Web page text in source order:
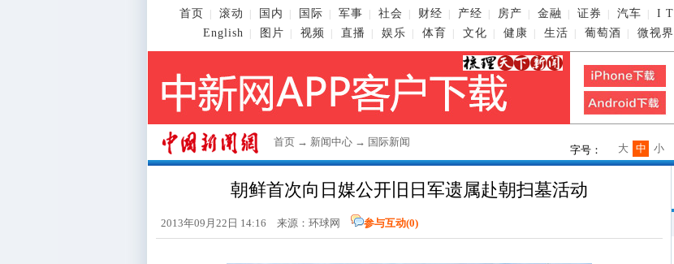
首页 滚动 国内 国际 军事 社会 财经 产经 房产 金融 证券 汽车 I T
English
图片 视频 直播 娱乐 体育 文化 健康 生活 葡萄酒 微视界
首页 → 新闻中心 → 国际新闻
字号： 小
中
大
朝鲜首次向日媒公开旧日军遗属赴朝扫墓活动
2013年09月22日 14:16 来源：环球网 参与互动(0)